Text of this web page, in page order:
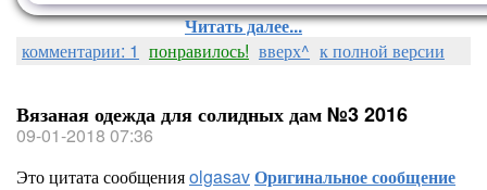
Читать далее...
комментарии: 1 понравилось! вверх^ к полной версии
Вязаная одежда для солидных дам №3 2016
09-01-2018 07:36
Это цитата сообщенияolgasavОригинальное сообщение